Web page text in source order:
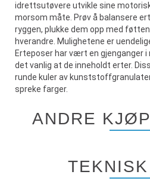
idrettsutøvere utvikle sine
morsom måte. Prøv å balansere
ryggen, plukke dem opp med
hverandre. Mulighetene er
Erteposer har vært en gjenganger i
det vanlig at de inneholdt erter.
runde kuler av
spreke farger.
ANDRE